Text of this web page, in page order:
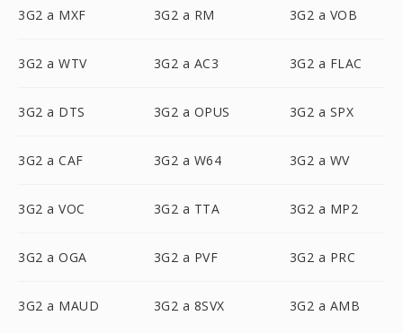
3G2 a MXF 3G2 a RM 3G2 a VOB
3G2 a WTV 3G2 a AC3 3G2 a FLAC
3G2 a DTS 3G2 a OPUS 3G2 a SPX
3G2 a CAF 3G2 a W64 3G2 a WV
3G2 a VOC 3G2 a TTA 3G2 a MP2
3G2 a OGA 3G2 a PVF 3G2 a PRC
3G2 a MAUD 3G2 a 8SVX 3G2 a AMB